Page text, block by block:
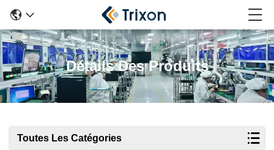
Détails Des Produits
Toutes Les Catégories